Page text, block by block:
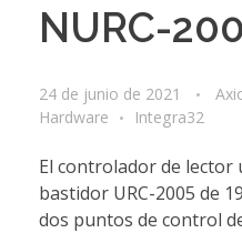
NURC-
24 de junio de 2021
Hardware
Integra32
El controlador de lector
bastidor URC-2005 de
dos puntos de control